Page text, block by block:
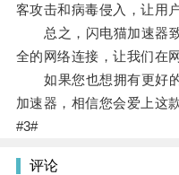
客攻击和病毒侵入，让用
总之，闪电猫加速器致
全的网络连接，让我们在
如果您也想拥有更好的
加速器，相信您会爱上这
#3#
评论